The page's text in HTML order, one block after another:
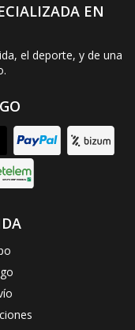
EN
el deporte, y de una